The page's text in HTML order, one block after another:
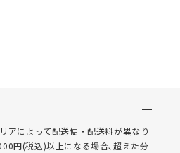
アによって配送便・配送料が異なり
円(税込)以上になる場合､超えた分